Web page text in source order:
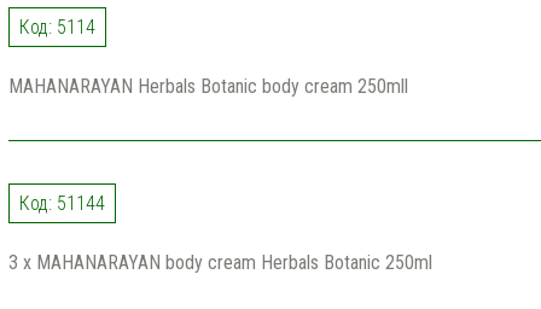
Код: 5114
MAHANARAYAN Herbals Botanic body cream 250mll
Код: 51144
3 x MAHANARAYAN body cream Herbals Botanic 250ml